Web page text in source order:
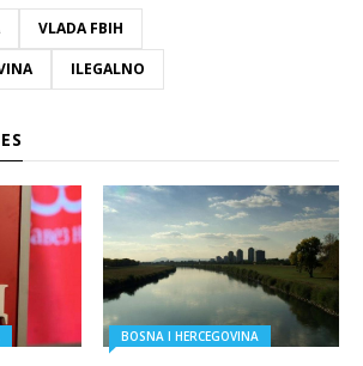
VLADA FBIH
ILEGALNO
BOSNA I HERCEGOVINA